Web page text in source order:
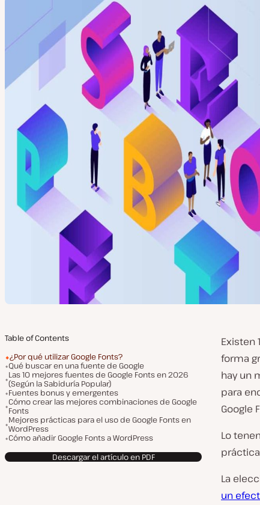
Table of Contents
¿Por qué utilizar Google Fonts?
Qué buscar en una fuente de Google
Las 10 mejores fuentes de Google Fonts en 2026
(Según la Sabiduría Popular)
Fuentes bonus y emergentes
Cómo crear las mejores combinaciones de Google
Fonts
Mejores prácticas para el uso de Google Fonts en
WordPress
Cómo añadir Google Fonts a WordPress
Descargar el artículo en PDF
Existen
forma
hay un
para
Google
Lo
La
un